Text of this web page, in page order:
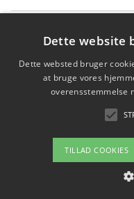
klimaændringer
Hvordan citater om
Om / kontakt
Dette website
Dette websted bruger
at bruge vores
overensstemmelse
TILLAD COOKIES